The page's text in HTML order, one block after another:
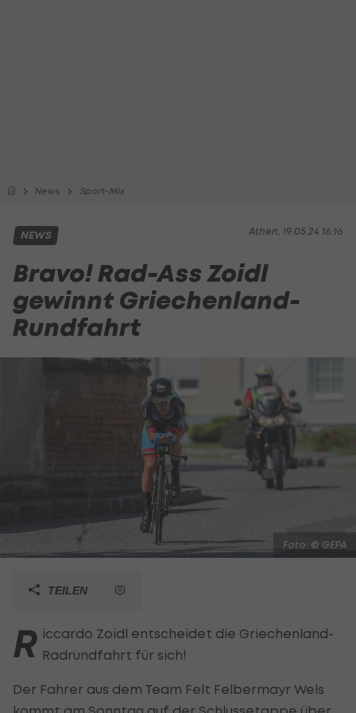
News Sport-Mix
Athen, 19.05.24 16:16
NEWS
Bravo! Rad-Ass Zoidl
gewinnt Griechenland-
Rundfahrt
Foto: © GEPA
TEILEN
R iccardo Zoidl entscheidet die Griechenland-
Radrundfahrt für sich!
Der Fahrer aus dem Team Felt Felbermayr Wels